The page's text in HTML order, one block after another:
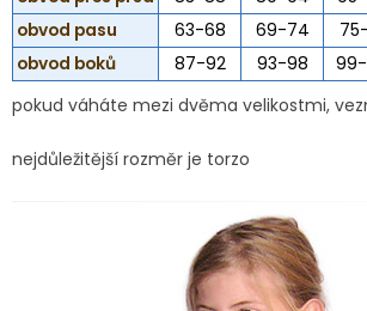
obvod pasu
63-68 69-74
obvod boků
87-92 93-98
99-
pokud váháte mezi dvěma velikostmi,
nejdůležitější rozměr je torzo